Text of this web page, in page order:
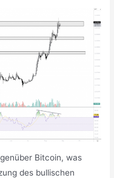
Bitcoin, was
des bullischen